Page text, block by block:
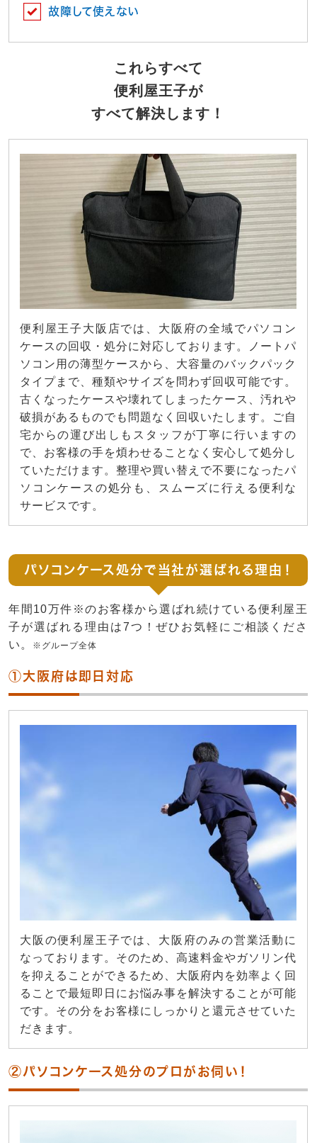
故障して使えない
これらすべて
便利屋王子が
すべて解決します！
便利屋王子大阪店では、大阪府の全域でパソコン
ケースの回収・処分に対応しております。ノートパ
ソコン用の薄型ケースから、大容量のバックパック
タイプまで、種類やサイズを問わず回収可能です。
古くなったケースや壊れてしまったケース、汚れや
破損があるものでも問題なく回収いたします。ご自
宅からの運び出しもスタッフが丁寧に行いますの
で、お客様の手を煩わせることなく安心して処分し
ていただけます。整理や買い替えで不要になったパ
ソコンケースの処分も、スムーズに行える便利な
サービスです。
パソコンケース処分で当社が選ばれる理由！
年間10万件※のお客様から選ばれ続けている便利屋王
子が選ばれる理由は7つ！ぜひお気軽にご相談くださ
い。
※グループ全体
①大阪府は即日対応
大阪の便利屋王子では、大阪府のみの営業活動に
なっております。そのため、高速料金やガソリン代
を抑えることができるため、大阪府内を効率よく回
ることで最短即日にお悩み事を解決することが可能
です。その分をお客様にしっかりと還元させていた
だきます。
②パソコンケース処分のプロがお伺い！